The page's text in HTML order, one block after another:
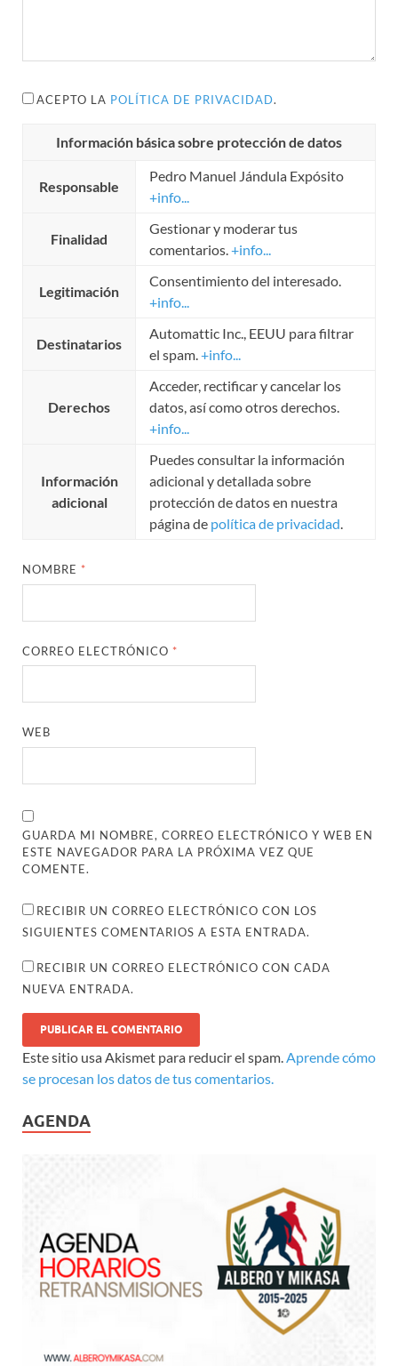
ACEPTO LA POLÍTICA DE PRIVACIDAD.
Información básica sobre protección de datos
Responsable
Pedro Manuel Jándula Expósito
+info...
Finalidad
Gestionar y moderar tus
comentarios.+info...
Legitimación
Consentimiento del interesado.
+info...
Destinatarios
Automattic Inc., EEUU para filtrar
el spam.+info...
Derechos
Acceder, rectificar y cancelar los
datos, así como otros derechos.
+info...
Información
adicional
Puedes consultar la información
adicional y detallada sobre
protección de datos en nuestra
página de política de privacidad.
NOMBRE *
CORREO ELECTRÓNICO *
WEB
GUARDA MI NOMBRE, CORREO ELECTRÓNICO Y WEB EN
ESTE NAVEGADOR PARA LA PRÓXIMA VEZ QUE
COMENTE.
RECIBIR UN CORREO ELECTRÓNICO CON LOS
SIGUIENTES COMENTARIOS A ESTA ENTRADA.
RECIBIR UN CORREO ELECTRÓNICO CON CADA
NUEVA ENTRADA.
Este sitio usa Akismet para reducir el spam. Aprende cómo
se procesan los datos de tus comentarios.
AGENDA